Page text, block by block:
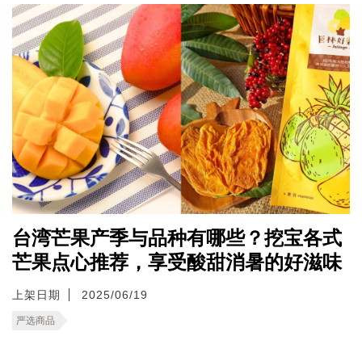
台湾芒果产季与品种有哪些？挖宝各式
芒果点心推荐，享受酸甜消暑的好滋味
上架日期 2025/06/19
严选商品